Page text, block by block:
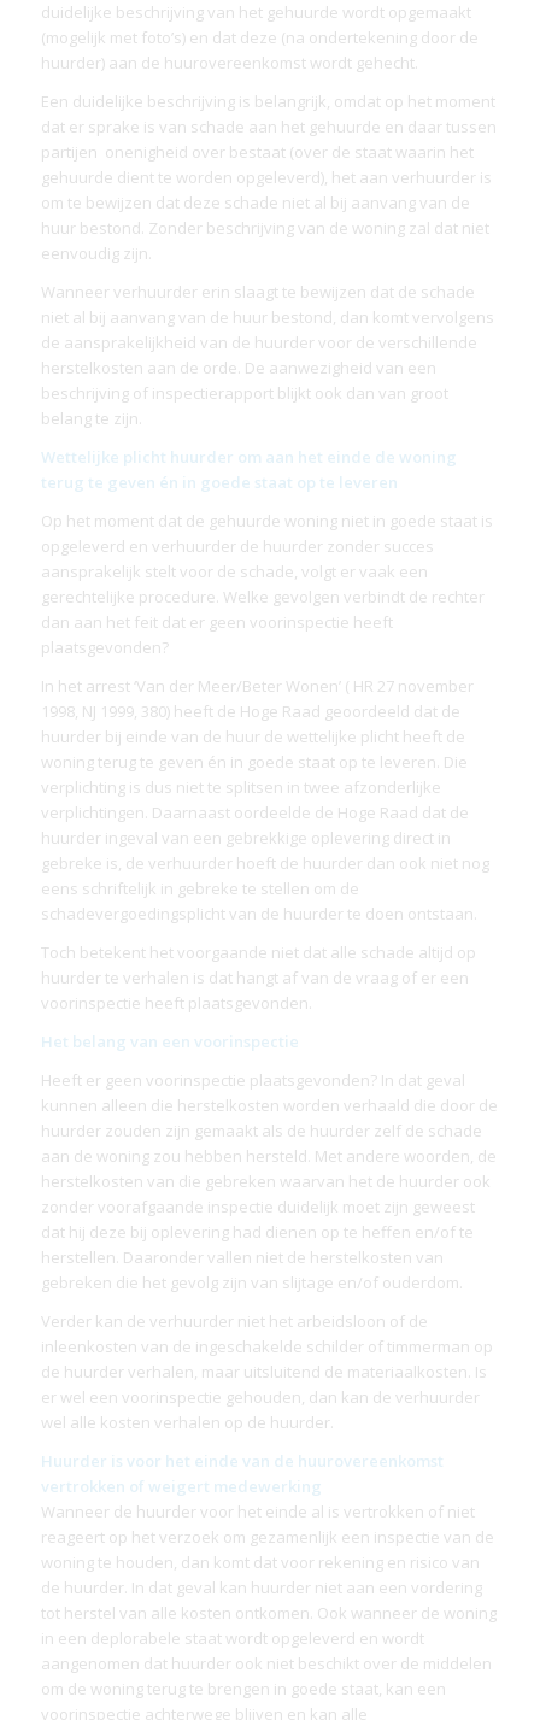
duidelijke beschrijving van het gehuurde wordt opgemaakt
(mogelijk met foto’s) en dat deze (na ondertekening door de
huurder) aan de huurovereenkomst wordt gehecht.
Een duidelijke beschrijving is belangrijk, omdat op het moment
dat er sprake is van schade aan het gehuurde en daar tussen
partijen onenigheid over bestaat (over de staat waarin het
gehuurde dient te worden opgeleverd), het aan verhuurder is
om te bewijzen dat deze schade niet al bij aanvang van de
huur bestond. Zonder beschrijving van de woning zal dat niet
eenvoudig zijn.
Wanneer verhuurder erin slaagt te bewijzen dat de schade
niet al bij aanvang van de huur bestond, dan komt vervolgens
de aansprakelijkheid van de huurder voor de verschillende
herstelkosten aan de orde. De aanwezigheid van een
beschrijving of inspectierapport blijkt ook dan van groot
belang te zijn.
Wettelijke plicht huurder om aan het einde de woning
terug te geven én in goede staat op te leveren
Op het moment dat de gehuurde woning niet in goede staat is
opgeleverd en verhuurder de huurder zonder succes
aansprakelijk stelt voor de schade, volgt er vaak een
gerechtelijke procedure. Welke gevolgen verbindt de rechter
dan aan het feit dat er geen voorinspectie heeft
plaatsgevonden?
In het arrest ‘Van der Meer/Beter Wonen’ ( HR 27 november
1998, NJ 1999, 380) heeft de Hoge Raad geoordeeld dat de
huurder bij einde van de huur de wettelijke plicht heeft de
woning terug te geven én in goede staat op te leveren. Die
verplichting is dus niet te splitsen in twee afzonderlijke
verplichtingen. Daarnaast oordeelde de Hoge Raad dat de
huurder ingeval van een gebrekkige oplevering direct in
gebreke is, de verhuurder hoeft de huurder dan ook niet nog
eens schriftelijk in gebreke te stellen om de
schadevergoedingsplicht van de huurder te doen ontstaan.
Toch betekent het voorgaande niet dat alle schade altijd op
huurder te verhalen is dat hangt af van de vraag of er een
voorinspectie heeft plaatsgevonden.
Het belang van een voorinspectie
Heeft er geen voorinspectie plaatsgevonden? In dat geval
kunnen alleen die herstelkosten worden verhaald die door de
huurder zouden zijn gemaakt als de huurder zelf de schade
aan de woning zou hebben hersteld. Met andere woorden, de
herstelkosten van die gebreken waarvan het de huurder ook
zonder voorafgaande inspectie duidelijk moet zijn geweest
dat hij deze bij oplevering had dienen op te heffen en/of te
herstellen. Daaronder vallen niet de herstelkosten van
gebreken die het gevolg zijn van slijtage en/of ouderdom.
Verder kan de verhuurder niet het arbeidsloon of de
inleenkosten van de ingeschakelde schilder of timmerman op
de huurder verhalen, maar uitsluitend de materiaalkosten. Is
er wel een voorinspectie gehouden, dan kan de verhuurder
wel alle kosten verhalen op de huurder.
Huurder is voor het einde van de huurovereenkomst
vertrokken of weigert medewerking
Wanneer de huurder voor het einde al is vertrokken of niet
reageert op het verzoek om gezamenlijk een inspectie van de
woning te houden, dan komt dat voor rekening en risico van
de huurder. In dat geval kan huurder niet aan een vordering
tot herstel van alle kosten ontkomen. Ook wanneer de woning
in een deplorabele staat wordt opgeleverd en wordt
aangenomen dat huurder ook niet beschikt over de middelen
om de woning terug te brengen in goede staat, kan een
voorinspectie achterwege blijven en kan alle